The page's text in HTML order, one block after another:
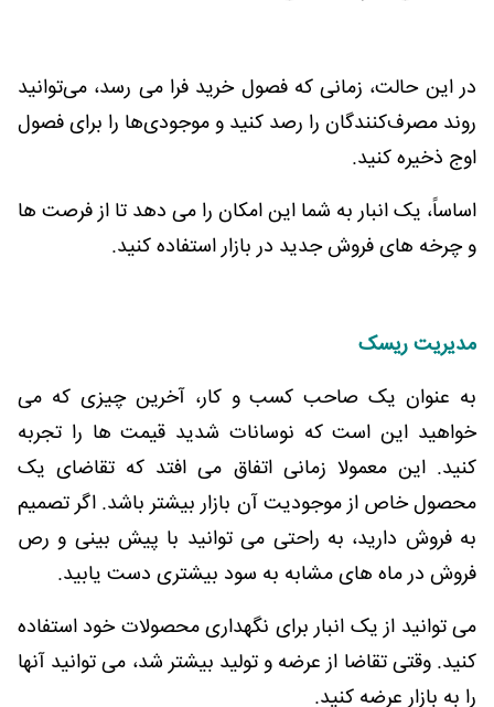
در این حالت، زمانی که فصول خرید فرا می رسد، می‌توانید
روند مصرف‌کنندگان را رصد کنید و موجودی‌ها را برای فصول
اوج ذخیره کنید.
اساساً، یک انبار به شما این امکان را می دهد تا از فرصت ها
و چرخه های فروش جدید در بازار استفاده کنید.
مدیریت ریسک
به عنوان یک صاحب کسب و کار، آخرین چیزی که می
خواهید این است که نوسانات شدید قیمت ها را تجربه
کنید. این معمولا زمانی اتفاق می افتد که تقاضای یک
محصول خاص از موجودیت آن بازار بیشتر باشد. اگر تصمیم
به فروش دارید، به راحتی می توانید با پیش بینی و رص
فروش در ماه های مشابه به سود بیشتری دست یابید.
می توانید از یک انبار برای نگهداری محصولات خود استفاده
کنید. وقتی تقاضا از عرضه و تولید بیشتر شد، می توانید آنها
را به بازار عرضه کنید.